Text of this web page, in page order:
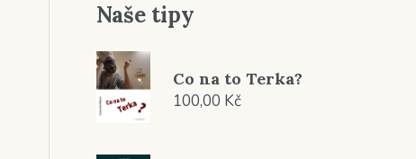
Naše tipy
Co na to Terka?
100,00 Kč